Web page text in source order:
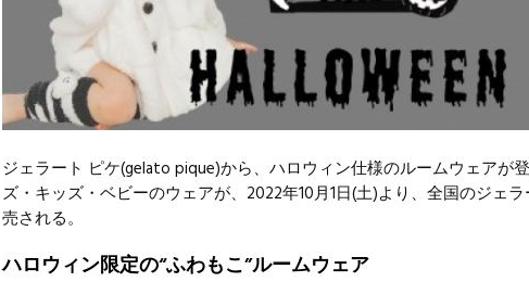
ジェラート ピケ(gelato pique)から、ハロウィン仕様のルームウェアが
ズ・キッズ・ベビーのウェアが、2022年10月1日(土)より、全国のジェ
売される。
ハロウィン限定の“ふわもこ”ルームウェア